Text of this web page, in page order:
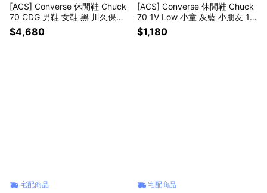
[ACS] Converse 休閒鞋 Chuck
70 CDG 男鞋 女鞋 黑 川久保玲
聯名款 1970 帆布鞋 A08791C
$4,680
[ACS] Converse 休閒鞋 Chuck
70 1V Low 小童 灰藍 小朋友 19
70 帆布鞋 A08868C
$1,180
宅配商品 宅配商品